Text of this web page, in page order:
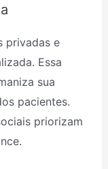
privadas e
Essa
sua
pacientes.
priorizam